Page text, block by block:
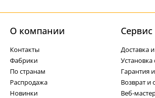
О компании
Контакты
Фабрики
По странам
Распродажа
Новинки
Cервис
Доставка
Установка
Гарантия
Возврат и
Веб-